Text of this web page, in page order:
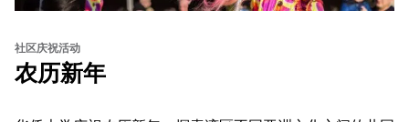
社区庆祝活动
农历新年